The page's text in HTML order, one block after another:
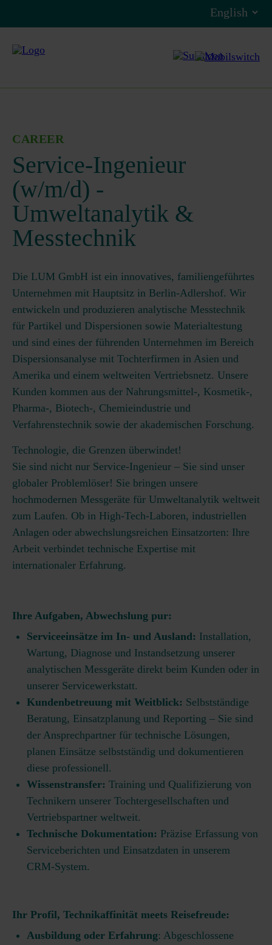
CAREER
Service-Ingenieur
(w/m/d) -
Umweltanalytik &
Messtechnik
Die LUM GmbH ist ein innovatives, familiengeführtes
Unternehmen mit Hauptsitz in Berlin-Adlershof. Wir
entwickeln und produzieren analytische Messtechnik
für Partikel und Dispersionen sowie Materialtestung
und sind eines der führenden Unternehmen im Bereich
Dispersionsanalyse mit Tochterfirmen in Asien und
Amerika und einem weltweiten Vertriebsnetz. Unsere
Kunden kommen aus der Nahrungsmittel-, Kosmetik-,
Pharma-, Biotech-, Chemieindustrie und
Verfahrenstechnik sowie der akademischen Forschung.
Technologie, die Grenzen überwindet!
Sie sind nicht nur Service-Ingenieur – Sie sind unser
globaler Problemlöser! Sie bringen unsere
hochmodernen Messgeräte für Umweltanalytik weltweit
zum Laufen. Ob in High-Tech-Laboren, industriellen
Anlagen oder abwechslungsreichen Einsatzorten: Ihre
Arbeit verbindet technische Expertise mit
internationaler Erfahrung.
Ihre Aufgaben, Abwechslung pur:
Serviceeinsätze im In- und Ausland: Installation,
Wartung, Diagnose und Instandsetzung unserer
analytischen Messgeräte direkt beim Kunden oder in
unserer Servicewerkstatt.
Kundenbetreuung mit Weitblick: Selbstständige
Beratung, Einsatzplanung und Reporting – Sie sind
der Ansprechpartner für technische Lösungen,
planen Einsätze selbstständig und dokumentieren
diese professionell.
Wissenstransfer: Training und Qualifizierung von
Technikern unserer Tochtergesellschaften und
Vertriebspartner weltweit.
Technische Dokumentation: Präzise Erfassung von
Serviceberichten und Einsatzdaten in unserem
CRM-System.
Ihr Profil, Technikaffinität meets Reisefreude:
Ausbildung oder Erfahrung: Abgeschlossene